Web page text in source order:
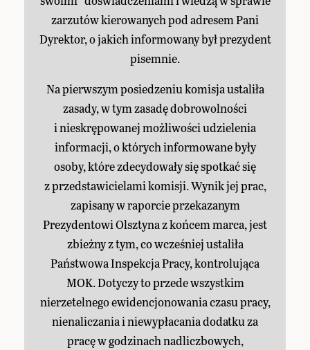
zarzutów kierowanych pod adresem Pani
Dyrektor, o jakich informowany był prezydent
pisemnie.
Na pierwszym posiedzeniu komisja ustaliła
zasady, w tym zasadę dobrowolności
i nieskrępowanej możliwości udzielenia
informacji, o których informowane były
osoby, które zdecydowały się spotkać się
z przedstawicielami komisji. Wynik jej prac,
zapisany w raporcie przekazanym
Prezydentowi Olsztyna z końcem marca, jest
zbieżny z tym, co wcześniej ustaliła
Państwowa Inspekcja Pracy, kontrolująca
MOK. Dotyczy to przede wszystkim
nierzetelnego ewidencjonowania czasu pracy,
nienaliczania i niewypłacania dodatku za
pracę w godzinach nadliczbowych,